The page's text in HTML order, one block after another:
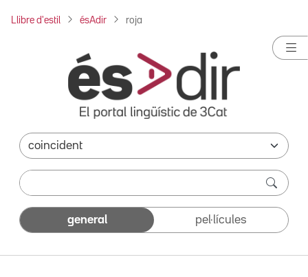
Llibre d'estil ésAdir roja
general pel·lícules